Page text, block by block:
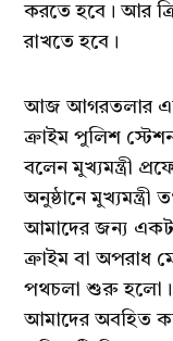
করতে হবে। আর
রাখতে হবে।
আজ আগরতলার
ক্রাইম পুলিশ
বলেন মুখ্যমন্ত্রী
অনুষ্ঠানে মুখ্যমন্ত্রী
আমাদের জন্য
ক্রাইম বা অপরাধ
পথচলা শুরু হলো।
আমাদের অবহিত